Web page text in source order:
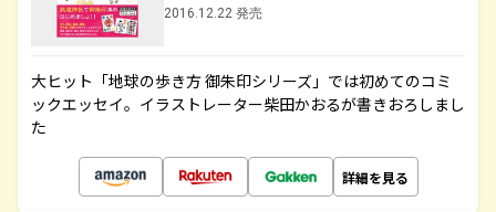
2016.12.22 発売
大ヒット「地球の歩き方 御朱印シリーズ」では初めてのコミ
ックエッセイ。イラストレーター柴田かおるが書きおろしまし
た
詳細を見る